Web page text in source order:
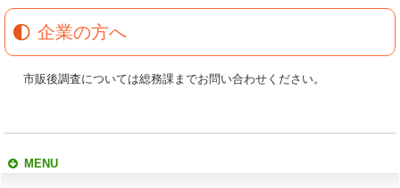
企業の方へ
市販後調査については総務課までお問い合わせください。
MENU